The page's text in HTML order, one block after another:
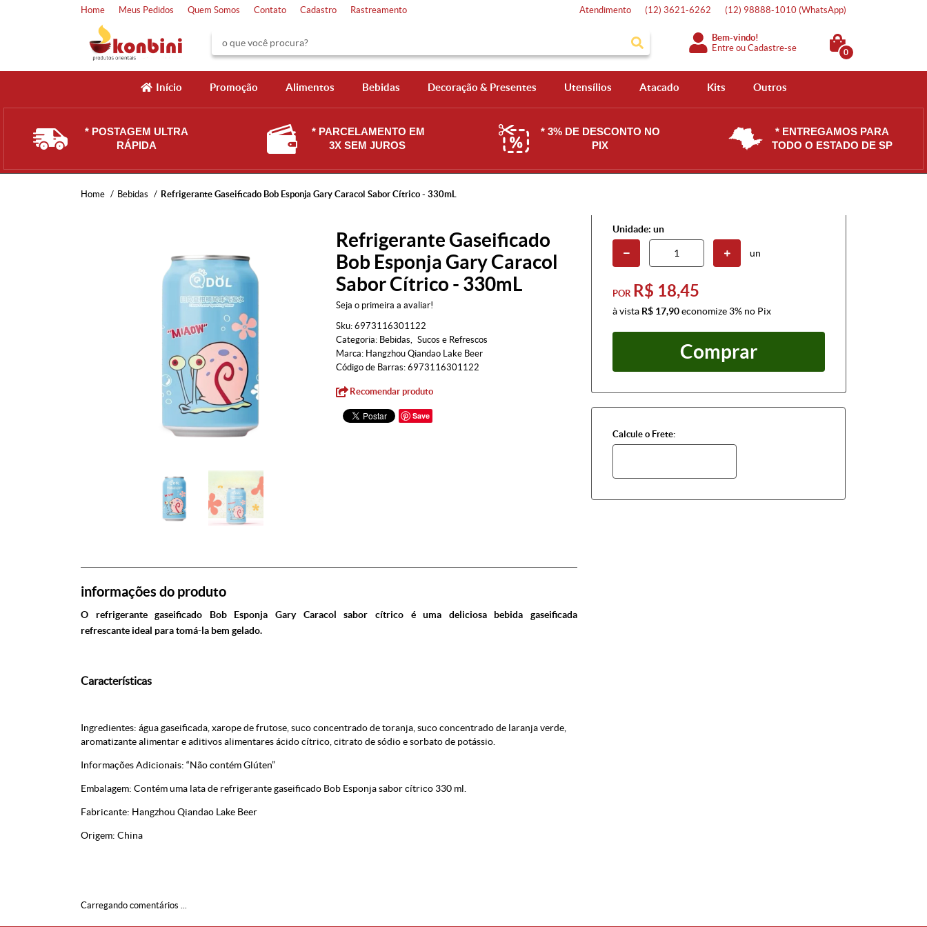
Home Meus Pedidos Quem Somos Contato Cadastro Rastreamento Atendimento (12) 3621-6262 (12) 98888-1010 (WhatsApp)
Bem-vindo!
Entre ouCadastre-se 0
Início Promoção Alimentos Bebidas Decoração & Presentes Utensílios Atacado Kits Outros
* POSTAGEM ULTRA
RÁPIDA
* PARCELAMENTO EM
3X SEM JUROS
* 3% DE DESCONTO NO
PIX
* ENTREGAMOS PARA
TODO O ESTADO DE SP
Home Bebidas Refrigerante Gaseificado Bob Esponja Gary Caracol Sabor Cítrico - 330mL
Refrigerante Gaseificado
Bob Esponja Gary Caracol
Sabor Cítrico - 330mL
Seja o primeira a avaliar!
Sku: 6973116301122
Categoria: Bebidas
Sucos e Refrescos
Marca: Hangzhou Qiandao Lake Beer
Código de Barras: 6973116301122
Recomendar produto
Save
Unidade: un
un
POR R$ 18,45
à vista R$ 17,90economize 3% no Pix
Comprar
Calcule o Frete:
informações do produto
O refrigerante gaseificado Bob Esponja Gary Caracol sabor cítrico é uma deliciosa bebida gaseificada
refrescante ideal para tomá-la bem gelado.
Características
Ingredientes: água gaseificada, xarope de frutose, suco concentrado de toranja, suco concentrado de laranja verde,
aromatizante alimentar e aditivos alimentares ácido cítrico, citrato de sódio e sorbato de potássio.
Informações Adicionais: “Não contém Glúten”
Embalagem: Contém uma lata de refrigerante gaseificado Bob Esponja sabor cítrico 330 ml.
Fabricante: Hangzhou Qiandao Lake Beer
Origem: China
Carregando comentários ...